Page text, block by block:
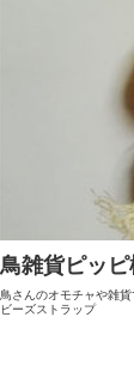
鳥雑貨ピッ
鳥さんのオモチャや雑
ビーズストラップ